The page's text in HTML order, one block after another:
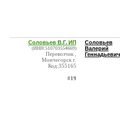
Соловьев В.Г. ИП
(ИНН:510703554669)
Перевозчик ,
Мончегорск г.
Код:355165
#19
Соловьев
Валерий
Геннадьевич